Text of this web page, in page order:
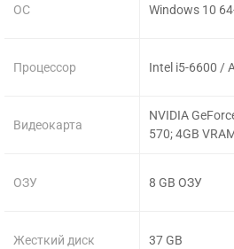
ОС
Процессор
Видеокарта
ОЗУ
Жесткий диск
Windows 10
Intel i5-6600 /
NVIDIA
570; 4GB
8 GB ОЗУ
37 GB